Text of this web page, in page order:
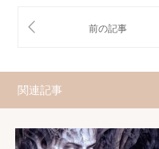
関連記事